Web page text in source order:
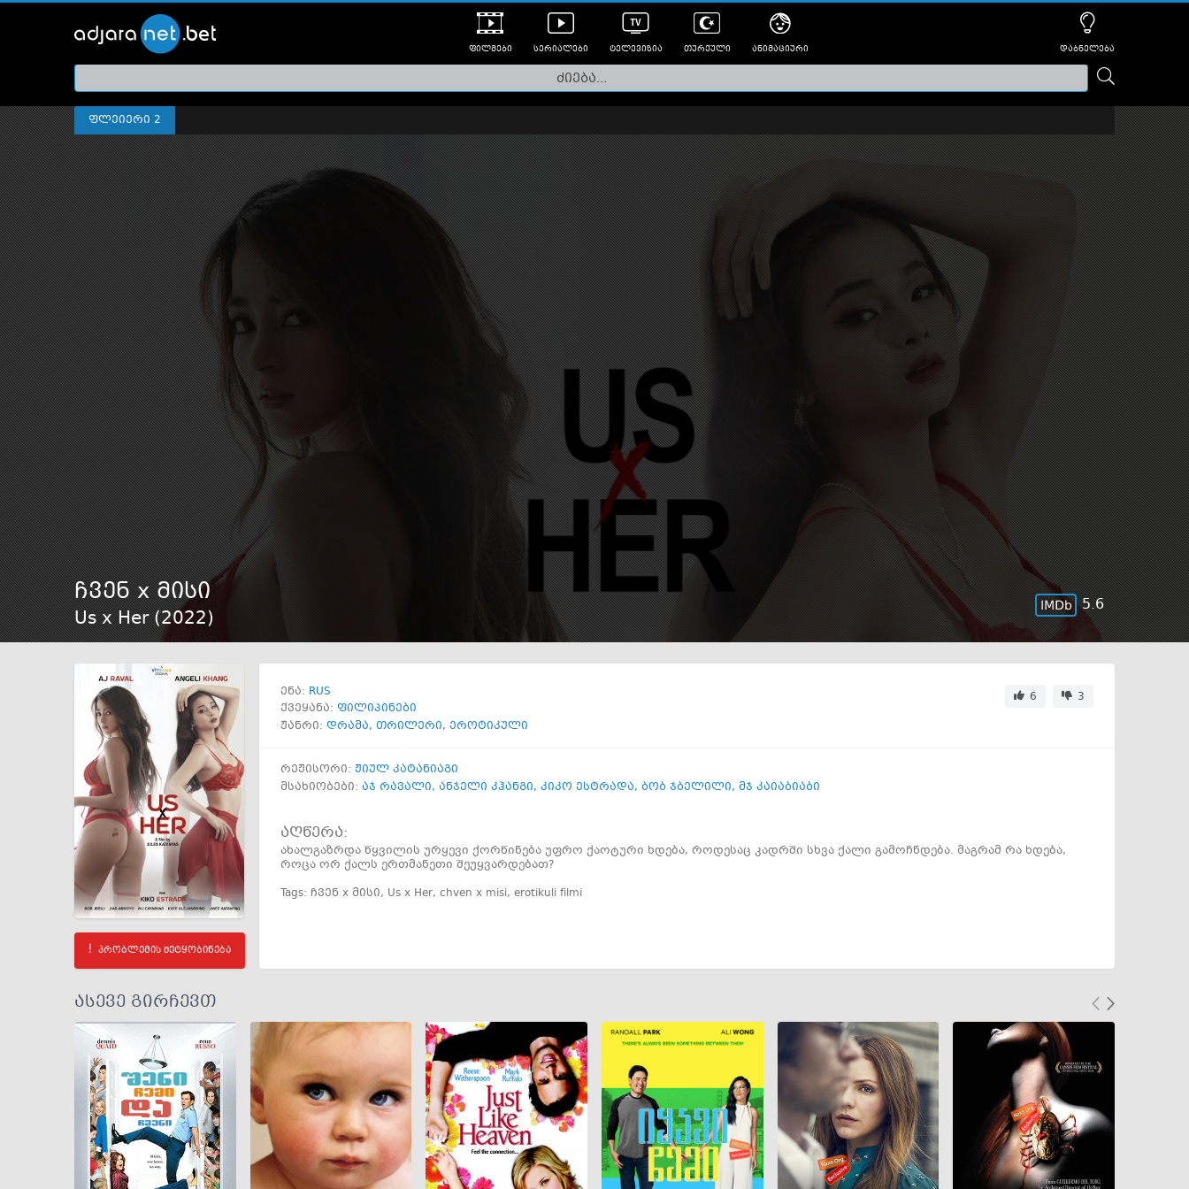
ფილმები
თრეილერები
სერიალები ტელევიზია თურქული ანიმაციური დაბნელება
ფლეიერი 2
ჩვენ x მისი
Us x Her (2022)
5.6
პრობლემის შეტყობინება
ენა: RUS
ქვეყანა: ფილიპინები
6
3
ჟანრი: დრამა, თრილერი, ეროტიკული
რეჟისორი: ჟიულ კატანიაგი
მსახიობები: აჯ რავალი, ანჯელი კჰანგი, კიკო ესტრადა, ბობ ჯბელილი, მჯ კაიაბიაბი
აღწერა:
ახალგაზრდა წყვილის ურყევი ქორწინება უფრო ქაოტური ხდება, როდესაც კადრში სხვა ქალი გამოჩნდება. მაგრამ რა ხდება,
როცა ორ ქალს ერთმანეთი შეუყვარდებათ?
Tags: ჩვენ x მისი, Us x Her, chven x misi, erotikuli filmi
ასევე გირჩევთ